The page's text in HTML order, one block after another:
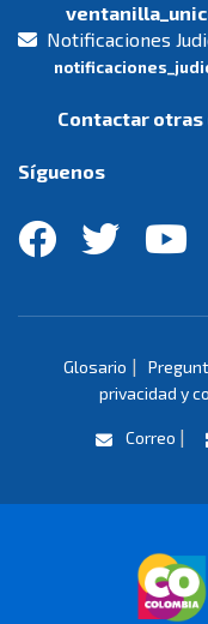
Notificaciones
Contactar
Síguenos
Glosario |
privacidad y
Correo |